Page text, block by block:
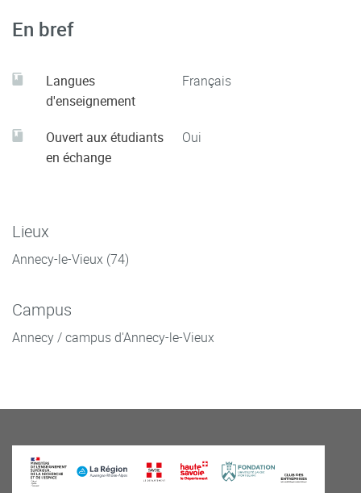
En bref
Langues
d'enseignement
Français
Ouvert aux étudiants
en échange
Oui
Lieux
Annecy-le-Vieux (74)
Campus
Annecy / campus d'Annecy-le-Vieux